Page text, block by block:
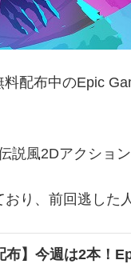
配布中のEpic
説風2Dアクショ
り、前回逃した
布】今週は2本！